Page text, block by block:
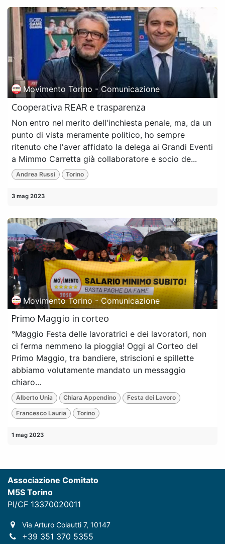
Movimento Torino - Comunicazione
Cooperativa REAR e trasparenza
Non entro nel merito dell'inchiesta penale, ma, da un
punto di vista meramente politico, ho sempre
ritenuto che l'aver affidato la delega ai Grandi Eventi
a Mimmo Carretta già collaboratore e socio de...
Andrea Russi Torino
3 mag 2023
Movimento Torino - Comunicazione
Primo Maggio in corteo
°Maggio Festa delle lavoratrici e dei lavoratori, non
ci ferma nemmeno la pioggia! Oggi al Corteo del
Primo Maggio, tra bandiere, striscioni e spillette
abbiamo volutamente mandato un messaggio
chiaro...
Alberto Unia Chiara Appendino Festa dei Lavoro
Francesco Lauria Torino
1 mag 2023
Associazione Comitato
M5S Torino
PI/CF 13370020011
Via Arturo Colautti 7, 10147
+39 351 370 5355